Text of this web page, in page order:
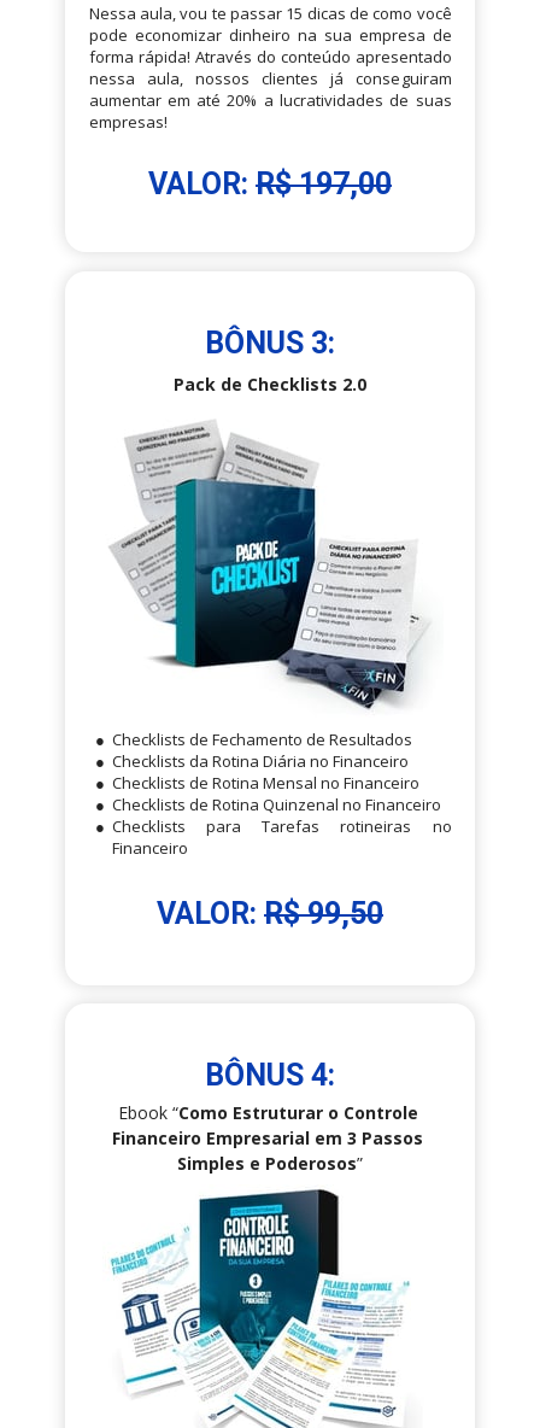
Nessa aula, vou te passar 15 dicas de como você
pode economizar dinheiro na sua empresa de
forma rápida! Através do conteúdo apresentado
nessa aula, nossos clientes já conseguiram
aumentar em até 20% a lucratividades de suas
empresas!
VALOR: R$ 197,00
BÔNUS 3:
Checklists de Fechamento de Resultados
Checklists da Rotina Diária no Financeiro
Checklists de Rotina Mensal no Financeiro
Checklists de Rotina Quinzenal no Financeiro
Checklists para Tarefas rotineiras no
Financeiro
VALOR: R$ 99,50
Pack de Checklists 2.0
BÔNUS 4:
Ebook “Como Estruturar o Controle
Financeiro Empresarial em 3 Passos
Simples e Poderosos”